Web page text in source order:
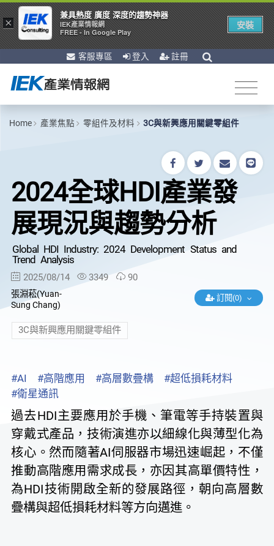
客服專區 登入 註冊
Home 產業焦點 零組件及材料 3C與新興應用關鍵零組件
2024全球HDI產業發
展現況與趨勢分析
Global HDI Industry: 2024 Development Status and
Trend Analysis
2025/08/14 3349 90
張淵菘(Yuan-
Sung Chang)
訂閱(0)
3C與新興應用關鍵零組件
#AI #高階應用 #高層數疊構
#超低損耗材料
#衛星通訊
過去HDI主要應用於手機、筆電等手持裝置與
穿戴式產品，技術演進亦以細線化與薄型化為
核心。然而隨著AI伺服器市場迅速崛起，不僅
推動高階應用需求成長，亦因其高單價特性，
為HDI技術開啟全新的發展路徑，朝向高層數
疊構與超低損耗材料等方向邁進。
×
兼具熱度 廣度 深度的趨勢神器
IEK產業情報網
FREE - In Google Play
安裝